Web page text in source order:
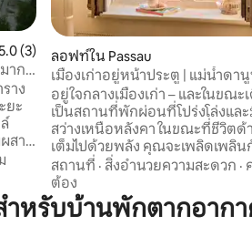
นนเฉลี่ย 5.0 จาก 5, 3 รีวิว
(3)
าก
าง
ยะ
สาน
นที่
ยง
ม
ลอฟท์ใน Passau
เมืองเก่าอยู่หน้าประตู | แม่น้ำดานู
หน้าหน้าต่าง
อยู่ใจกลางเมืองเก่า – และในขณะ
เป็นสถานที่พักผ่อนที่โปร่งโล่งและ
สว่างเหนือหลังคา ในขณะที่ชีวิตด้านล่าง
เต็มไปด้วยพลัง คุณจะเพลิดเพลิ
เมนท์สไตล์ลอฟท์ ด้านบน มีแสงสว่
กว้างขวาง และวิวเขียวขจี มีร้านกาแฟ ร้าน
อาหาร และเบียร์การ์เดนอยู่ในบริ
เคียง ร้านเบเกอรี่อยู่ในอาคาร แม่
สถานที่ · สิ่งอำนวยความสะดวก ·
ต้อง
หรับบ้านพักตากอากา